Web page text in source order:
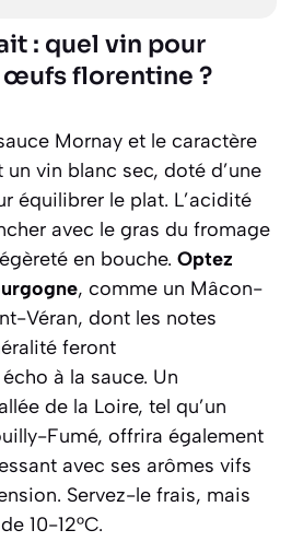
: quel vin pour
florentine ?
Mornay et le caractère
vin blanc sec, doté d’une
équilibrer le plat. L’acidité
avec le gras du fromage
en bouche. Optez
, comme un Mâcon-
Véran, dont les notes
feront
à la sauce. Un
de la Loire, tel qu’un
Fumé, offrira également
avec ses arômes vifs
Servez-le frais, mais
10-12°C.